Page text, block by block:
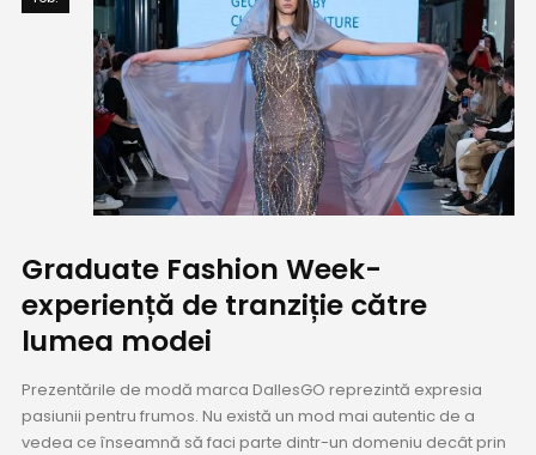
Graduate Fashion Week-
experiență de tranziție către
lumea modei
Prezentările de modă marca DallesGO reprezintă expresia
pasiunii pentru frumos. Nu există un mod mai autentic de a
vedea ce înseamnă să faci parte dintr-un domeniu decât prin